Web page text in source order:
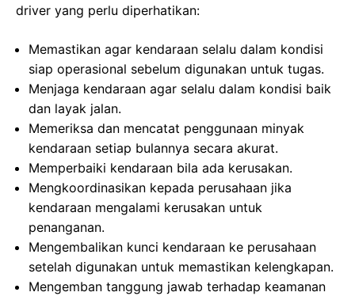
driver yang perlu diperhatikan:
Memastikan agar kendaraan selalu dalam kondisi
siap operasional sebelum digunakan untuk tugas.
Menjaga kendaraan agar selalu dalam kondisi baik
dan layak jalan.
Memeriksa dan mencatat penggunaan minyak
kendaraan setiap bulannya secara akurat.
Memperbaiki kendaraan bila ada kerusakan.
Mengkoordinasikan kepada perusahaan jika
kendaraan mengalami kerusakan untuk
penanganan.
Mengembalikan kunci kendaraan ke perusahaan
setelah digunakan untuk memastikan kelengkapan.
Mengemban tanggung jawab terhadap keamanan